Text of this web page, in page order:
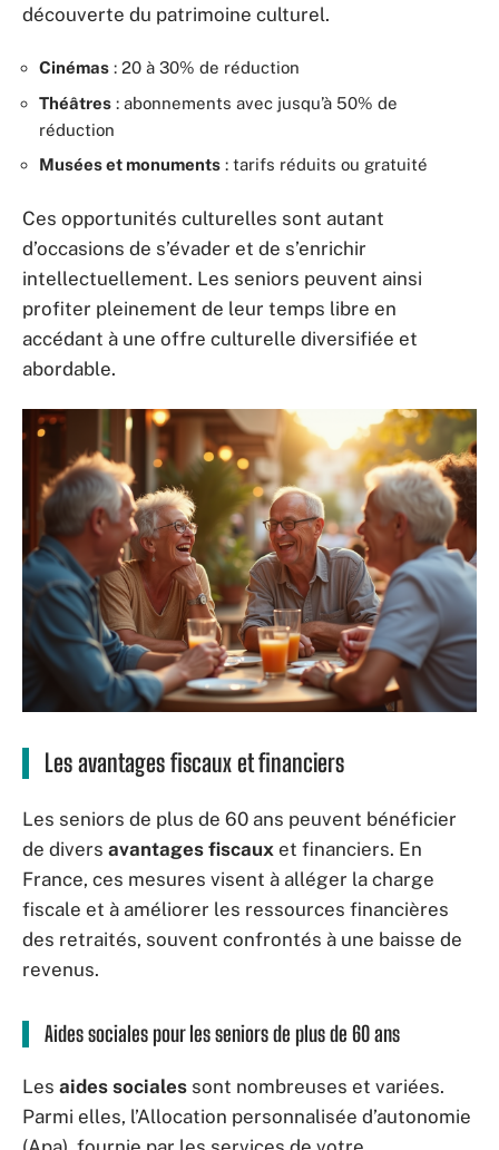
découverte du patrimoine culturel.
Cinémas : 20 à 30% de réduction
Théâtres : abonnements avec jusqu’à 50% de
réduction
Musées et monuments : tarifs réduits ou gratuité
Ces opportunités culturelles sont autant
d’occasions de s’évader et de s’enrichir
intellectuellement. Les seniors peuvent ainsi
profiter pleinement de leur temps libre en
accédant à une offre culturelle diversifiée et
abordable.
Les avantages fiscaux et financiers
Les seniors de plus de 60 ans peuvent bénéficier
de divers avantages fiscaux et financiers. En
France, ces mesures visent à alléger la charge
fiscale et à améliorer les ressources financières
des retraités, souvent confrontés à une baisse de
revenus.
Aides sociales pour les seniors de plus de 60 ans
Les aides sociales sont nombreuses et variées.
Parmi elles, l’Allocation personnalisée d’autonomie